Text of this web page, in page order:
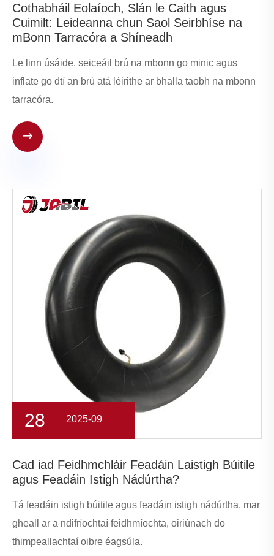
Cothabháil Eolaíoch, Slán le Caith agus
Cuimilt: Leideanna chun Saol Seirbhíse na
mBonn Tarracóra a Shíneadh
Le linn úsáide, seiceáil brú na mbonn go minic agus
inflate go dtí an brú atá léirithe ar bhalla taobh na mbonn
tarracóra.

28 2025-09
Cad iad Feidhmchláir Feadáin Laistigh Búitile
agus Feadáin Istigh Nádúrtha?
Tá feadáin istigh búitile agus feadáin istigh nádúrtha, mar
gheall ar a ndifríochtaí feidhmíochta, oiriúnach do
thimpeallachtaí oibre éagsúla.